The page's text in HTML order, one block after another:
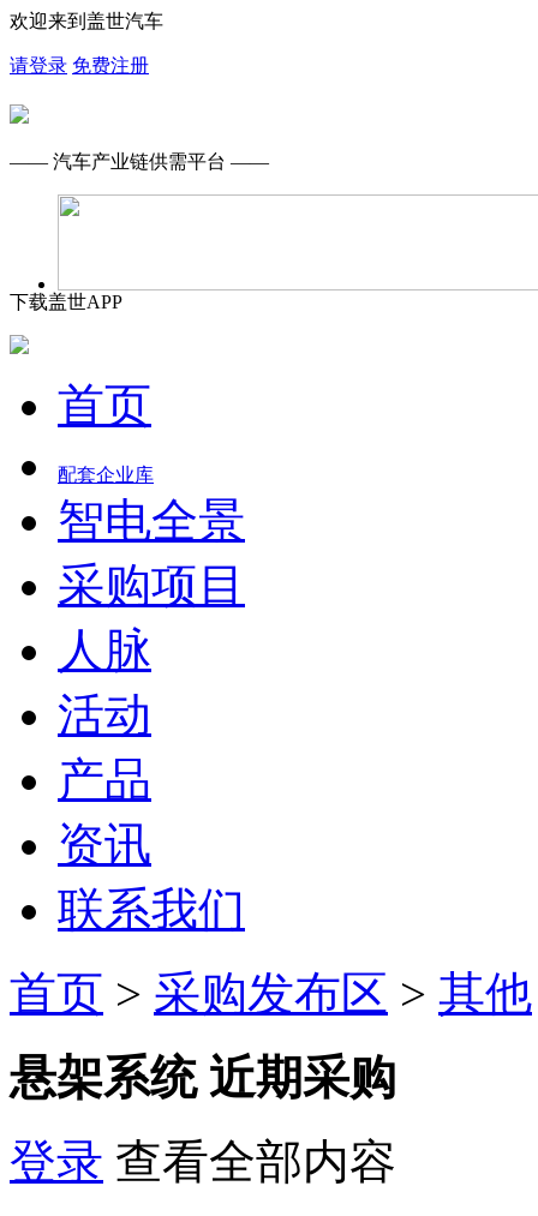
欢迎来到盖世汽车
请登录 免费注册
—— 汽车产业链供需平台 ——
下载盖世APP
首页
配套企业库
智电全景
采购项目
人脉
活动
产品
资讯
联系我们
首页 > 采购发布区 > 其他
悬架系统 近期采购
登录 查看全部内容